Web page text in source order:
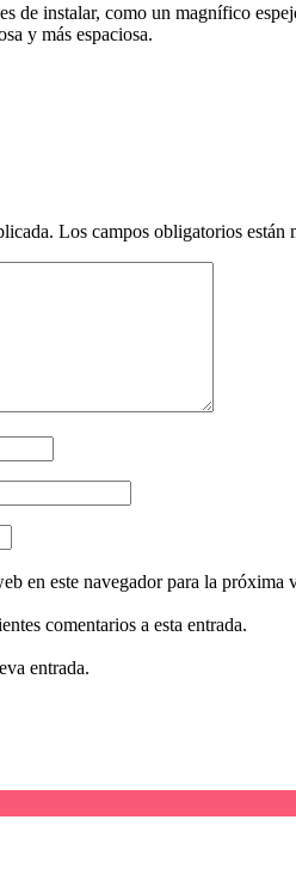
de instalar, como un magnífico
y más espaciosa.
Los campos obligatorios están
en este navegador para la próxima
comentarios a esta entrada.
entrada.